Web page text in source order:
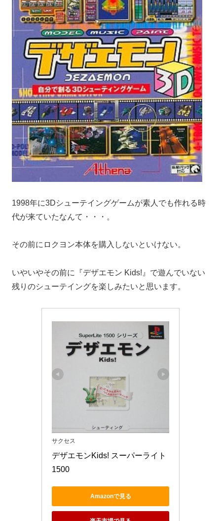
1998年に3Dシューテイングゲームが素人でも作れる時
代が来ていたなんて・・・。
その前にロクヨン本体を購入しないといけない。
いやいやその前に『デザエモン Kids!』で遊んでいない
残りのシューテイングを楽しみたいと思います。
サクセス
デザエモンKids! スーパーライト
1500
Amazonで見る